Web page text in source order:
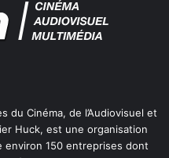
du Cinéma, de l’Audiovisuel et
Huck, est une organisation
environ 150 entreprises dont